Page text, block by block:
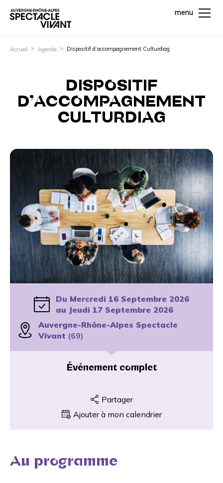
menu
Accueil Agenda Dispositif d’accompagnement Culturdiag
DISPOSITIF
D’ACCOMPAGNEMENT
CULTURDIAG
Du Mercredi 16 Septembre 2026
au Jeudi 17 Septembre 2026
Auvergne-Rhône-Alpes Spectacle
Vivant (69)
Événement complet
Partager
Ajouter à mon calendrier
Au programme